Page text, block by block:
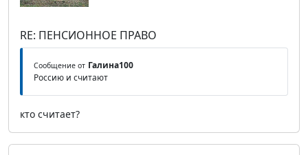
RE: ПЕНСИОННОЕ ПРАВО
Сообщение от Галина100
Россию и считают
кто считает?